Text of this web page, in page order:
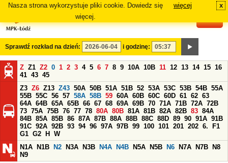
Nasza strona wykorzystuje pliki cookie. Dowiedz się
więcej.
więcej x
Sprawdź rozkład na dzień: i godzinę:
Z Z1 Z2 0 1 2 3 4 5 6 7 8 9 10A 10B 11 12 13 14 15 16
41 43 45
Z3 Z6 Z13 Z43 50A 50B 51A 51B 52 53A 53C 53B 54B 55A
55B 55C 56 57 58A 58B 59 60A 60B 60C 60D 61 62 63
64A 64B 65A 65B 66 67 68 69A 69B 70 71A 71B 72A 72B
73 75A 75B 76 77 78 80A 80B 81A 81B 82A 82B 83 84A
84B 85A 85B 86 87A 87B 88A 88B 88C 88D 89 90 91A 91B
91C 92A 92B 93 94 96 97A 97B 99 100 101 201 202 6.
F1
G1 G2 H
W
N1A
N1B N2 N3A N3B N4A N4B N5A N5B N6 N7A N7B
N8
N9